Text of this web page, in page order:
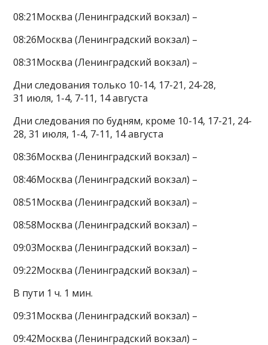
08:21Москва (Ленинградский вокзал) –
08:26Москва (Ленинградский вокзал) –
08:31Москва (Ленинградский вокзал) –
Дни следования только 10-14, 17-21, 24-28,
31 июля, 1-4, 7-11, 14 августа
Дни следования по будням, кроме 10-14, 17-21, 24-
28, 31 июля, 1-4, 7-11, 14 августа
08:36Москва (Ленинградский вокзал) –
08:46Москва (Ленинградский вокзал) –
08:51Москва (Ленинградский вокзал) –
08:58Москва (Ленинградский вокзал) –
09:03Москва (Ленинградский вокзал) –
09:22Москва (Ленинградский вокзал) –
В пути 1 ч. 1 мин.
09:31Москва (Ленинградский вокзал) –
09:42Москва (Ленинградский вокзал) –